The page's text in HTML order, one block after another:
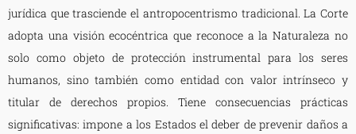
jurídica que trasciende el antropocentrismo tradicional. La Corte
adopta una visión ecocéntrica que reconoce a la Naturaleza no
solo como objeto de protección instrumental para los seres
humanos, sino también como entidad con valor intrínseco y
titular de derechos propios. Tiene consecuencias prácticas
significativas: impone a los Estados el deber de prevenir daños a